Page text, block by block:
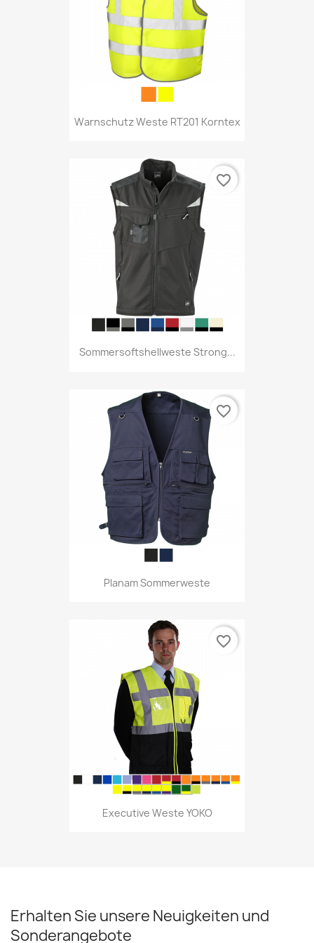
Warnschutz Weste RT201 Korntex
Sommersoftshellweste Strong...
favorite_border
Planam Sommerweste
favorite_border
Executive Weste YOKO
favorite_border
Erhalten Sie unsere Neuigkeiten und
Sonderangebote